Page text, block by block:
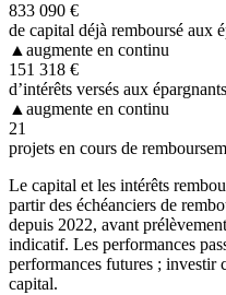
833 090 €
de capital déjà remboursé aux
▲ augmente en continu
151 318 €
d’intérêts versés aux épargnants
▲ augmente en continu
21
projets en cours de
Le capital et les intérêts
partir des échéanciers de
depuis 2022, avant
indicatif. Les performances
performances futures ; investir
capital.